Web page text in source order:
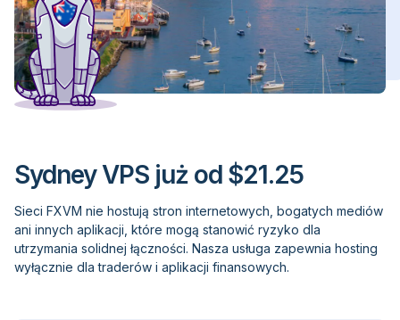
Sydney VPS już od $21.25
Sieci FXVM nie hostują stron internetowych, bogatych mediów
ani innych aplikacji, które mogą stanowić ryzyko dla
utrzymania solidnej łączności. Nasza usługa zapewnia hosting
wyłącznie dla traderów i aplikacji finansowych.